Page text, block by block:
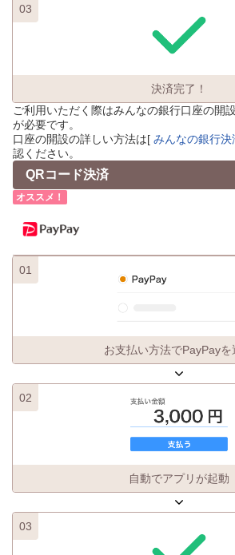
03
決済完了！
ご利用いただく際はみんなの銀行口座の開
が必要です。
口座の開設の詳しい方法は[ みんなの銀行決
認ください。
QRコード決済
オススメ！
01
お支払い方法でPayPayを
02
自動でアプリが起動
03